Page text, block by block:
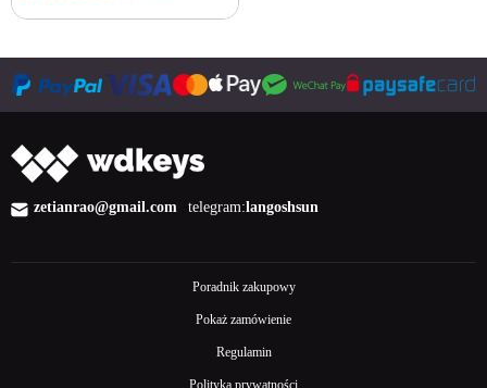
zetianrao@gmail.com telegram:langoshsun
Poradnik zakupowy
Pokaż zamówienie
Regulamin
Polityka prywatności